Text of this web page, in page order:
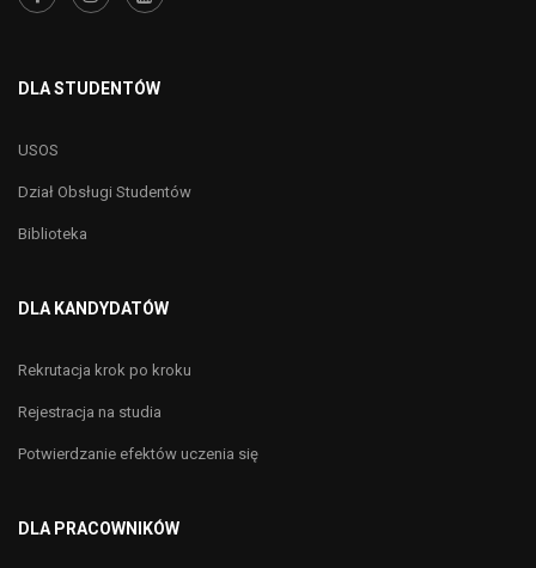
DLA STUDENTÓW
USOS
Dział Obsługi Studentów
Biblioteka
DLA KANDYDATÓW
Rekrutacja krok po kroku
Rejestracja na studia
Potwierdzanie efektów uczenia się
DLA PRACOWNIKÓW